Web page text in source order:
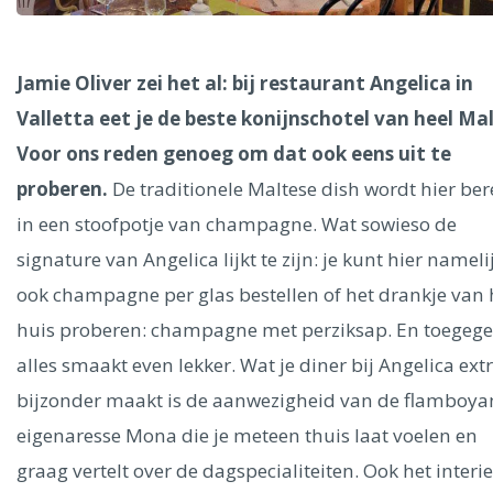
Dresden
Ålesund
Singapore
Mechelen
Dublin
Hong Kong München Wenen Budapest
Madrid
Vancouver
Alles bekijken
Jamie Oliver zei het al: bij restaurant Angelica in
Valletta eet je de beste konijnschotel van heel
Voor ons reden genoeg om dat ook eens uit te
proberen. De traditionele Maltese dish wordt hier
in een stoofpotje van champagne. Wat sowieso de
signature van Angelica lijkt te zijn: je kunt hier
ook champagne per glas bestellen of het drankje van
huis proberen: champagne met perziksap. En
alles smaakt even lekker. Wat je diner bij Angelica
bijzonder maakt is de aanwezigheid van de
eigenaresse Mona die je meteen thuis laat voelen en
graag vertelt over de dagspecialiteiten. Ook het